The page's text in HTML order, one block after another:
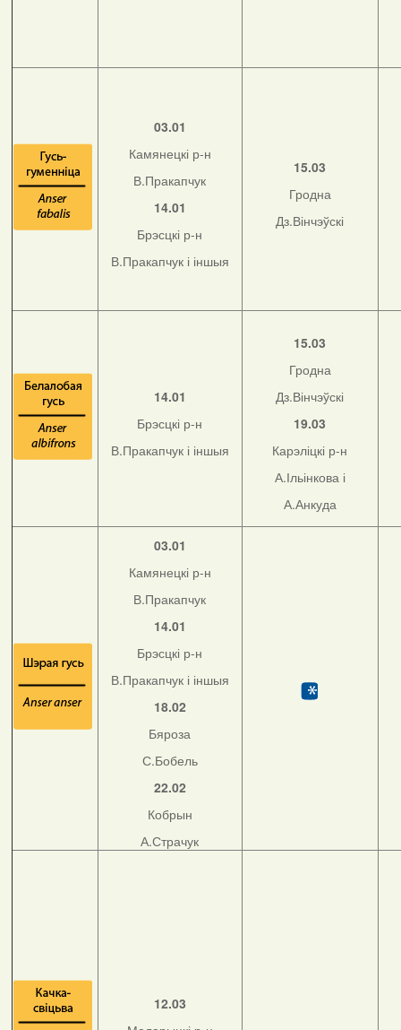
03.01
Камянецкі р-н
В.Пракапчук
14.01
Брэсцкі р-н
В.Пракапчук і іншыя
15.03
Гродна
Дз.Вінчэўскі
14.01
Брэсцкі р-н
В.Пракапчук і іншыя
15.03
Гродна
Дз.Вінчэўскі
19.03
Карэліцкі р-н
А.Ільінкова і
А.Анкуда
03.01
Камянецкі р-н
В.Пракапчук
14.01
Брэсцкі р-н
В.Пракапчук і іншыя
18.02
Бяроза
С.Бобель
22.02
Кобрын
А.Страчук
12.03